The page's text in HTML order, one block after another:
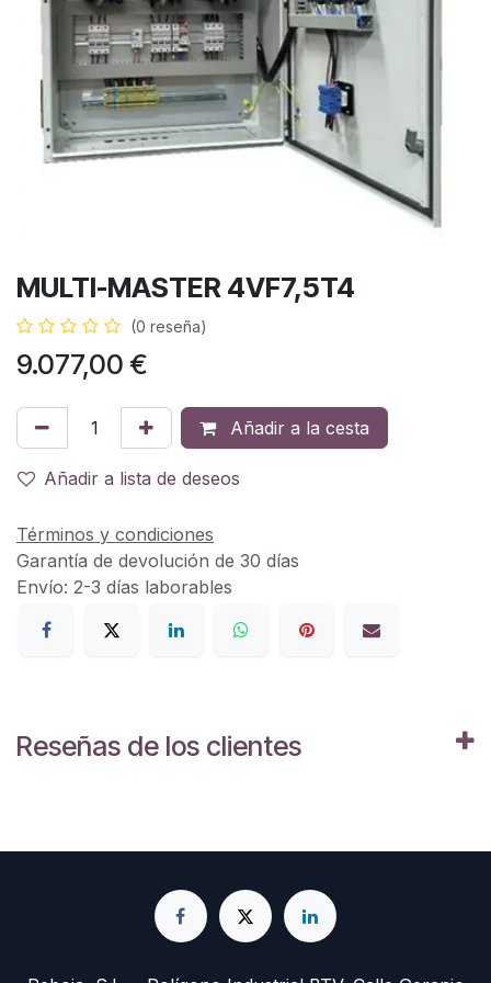
MULTI-MASTER 4VF7,5T4
(0 reseña)
9.077,00 €
Añadir a la cesta
Añadir a lista de deseos
Términos y condiciones
Garantía de devolución de 30 días
Envío: 2-3 días laborables
Reseñas de los clientes